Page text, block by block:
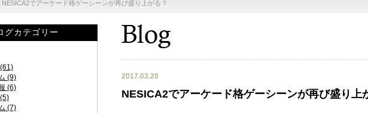
NESICA2でアーケード格ゲーシーンが再び盛り上がる？
2017.03.20
NESICA2でアーケード格ゲーシーンが再び盛り上
グカテゴリー
(9)
(6)
(7)